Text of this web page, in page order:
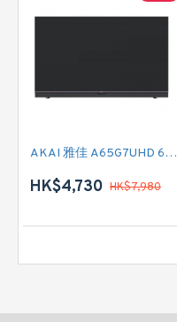
AKAI 雅佳 A65G7UHD 65吋 4K SMART TV
HK$4,730 HK$7,980